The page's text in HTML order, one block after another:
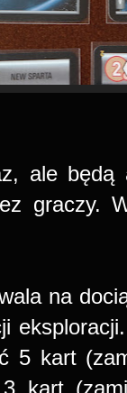
ale będą
graczy.
na
5 kart
3 kart